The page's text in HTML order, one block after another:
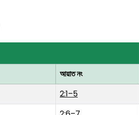
আয়াত নং
2:1–5